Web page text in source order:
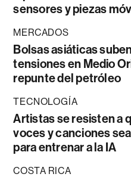
sensores y piezas
MERCADOS
Bolsas asiáticas
tensiones en Medio
repunte del petróleo
TECNOLOGÍA
Artistas se resisten a
voces y canciones
para entrenar a la IA
COSTA RICA